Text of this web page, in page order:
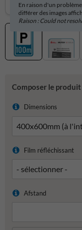
En raison d'un
différer des images
Raison : Could not
Composer le produit
Dimensions
Film réfléchissant
Afstand